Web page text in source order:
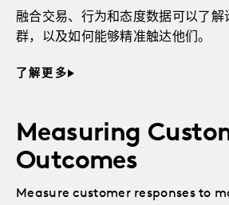
融合交易、行为和态度数据可以了解
群，以及如何能够精准触达他们。
了解更多
Measuring
Outcomes
Measure customer responses to